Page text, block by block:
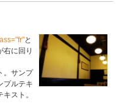
と
右に回り
。サンプ
プルテキ
スト。